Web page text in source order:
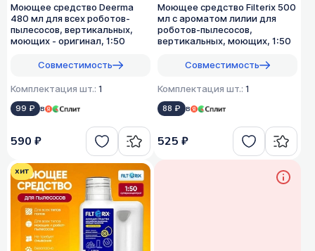
Моющее средство Deerma
480 мл для всех роботов-
пылесосов, вертикальных,
моющих - оригинал, 1:50
Совместимость
Комплектация шт.: 1
99 ₽ в
590 ₽
Моющее средство Filterix 500
мл с ароматом лилии для
роботов-пылесосов,
вертикальных, моющих, 1:50
Совместимость
Комплектация шт.: 1
88 ₽ в
525 ₽
хит